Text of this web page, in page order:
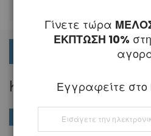
ΚΌΠΤΕΣ
ΑΓΟΡΆ ΚΑΤΆ
Γίνετε τώρα
ΕΚΠΤΩΣΗ 10%
Εγγραφείτε στο
στο